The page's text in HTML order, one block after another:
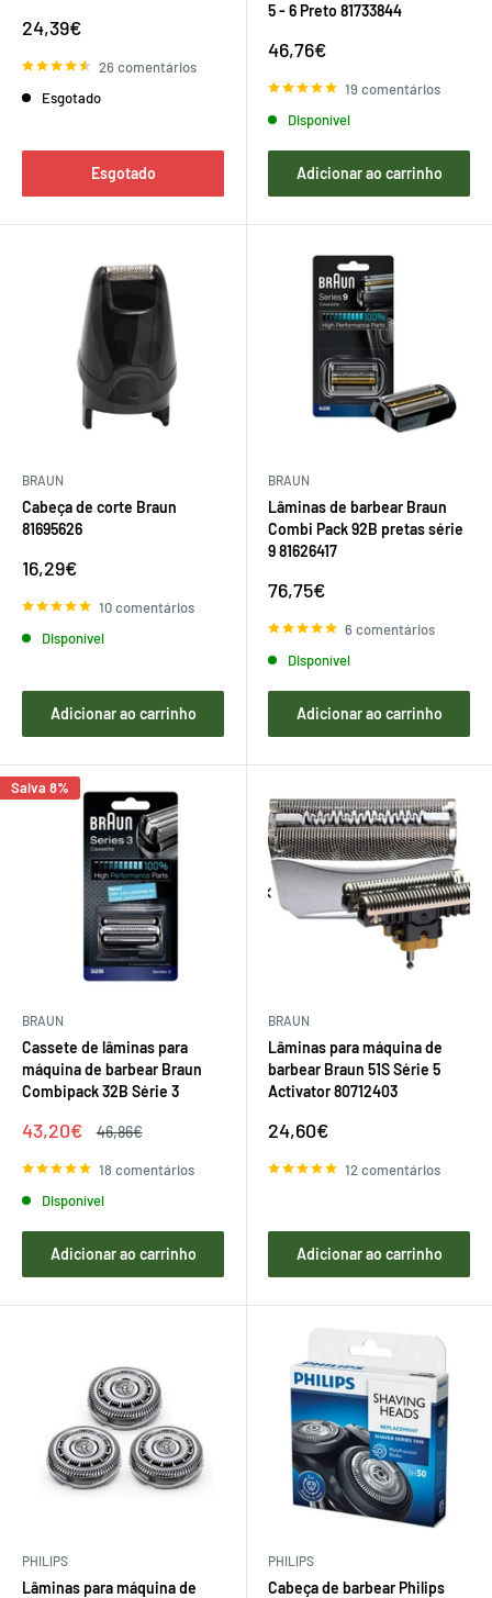
Preço
venda
24,39€
26 comentários
Esgotado
Esgotado
5 - 6 Preto 81733844
Preço
venda
46,76€
19 comentários
Disponível
Adicionar ao carrinho
BRAUN
Cabeça de corte Braun
81695626
Preço
venda
16,29€
10 comentários
Disponível
Adicionar ao carrinho
BRAUN
Lâminas de barbear Braun
Combi Pack 92B pretas série
9 81626417
Preço
venda
76,75€
6 comentários
Disponível
Adicionar ao carrinho
Salva 8%
BRAUN
Cassete de lâminas para
máquina de barbear Braun
Combipack 32B Série 3
Preço
venda
43,20€
Preço
46,86€
18 comentários
Disponível
Adicionar ao carrinho
BRAUN
Lâminas para máquina de
barbear Braun 51S Série 5
Activator 80712403
Preço
venda
24,60€
12 comentários
Adicionar ao carrinho
PHILIPS
Lâminas para máquina de
PHILIPS
Cabeça de barbear Philips